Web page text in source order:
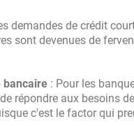
demandes de crédit
sont devenues de
bancaire : Pour les
répondre aux besoins
c'est le factor qui